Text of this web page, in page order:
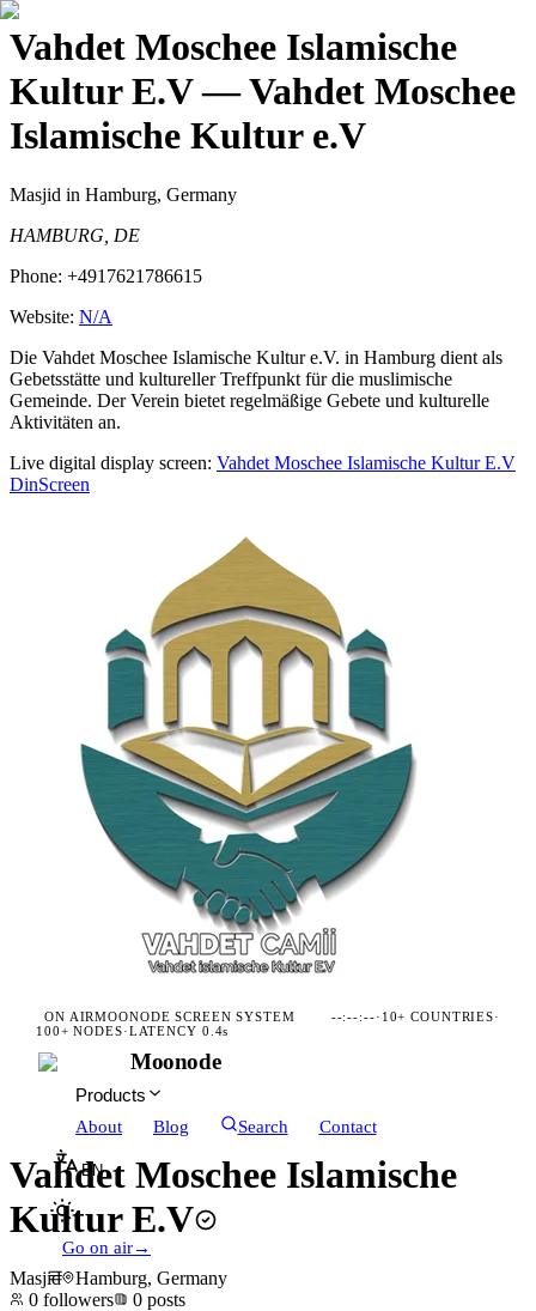
Vahdet Moschee Islamische
Kultur E.V— Vahdet Moschee
Islamische Kultur e.V
Masjid in Hamburg, Germany
HAMBURG, DE
Phone: +4917621786615
Website: N/A
Die Vahdet Moschee Islamische Kultur e.V. in Hamburg dient als
Gebetsstätte und kultureller Treffpunkt für die muslimische
Gemeinde. Der Verein bietet regelmäßige Gebete und kulturelle
Aktivitäten an.
Live digital display screen: Vahdet Moschee Islamische Kultur E.V
DinScreen
ON AIRMOONODE SCREEN SYSTEM --:--:--· 10+ COUNTRIES·
100+ NODES·LATENCY 0.4s
Moonode
Products
About
Blog Search Contact
EN
Go on air→
Vahdet Moschee Islamische
Kultur E.V
Masjid
Hamburg, Germany
0 followers 0 posts